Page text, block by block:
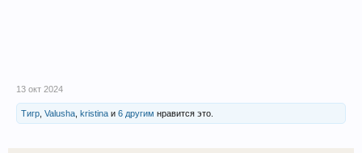
13 окт 2024
Тигр Valusha kristina и 6 другим нравится это.